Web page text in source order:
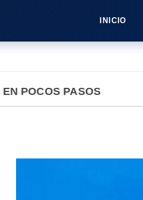
INICIO
POCOS PASOS